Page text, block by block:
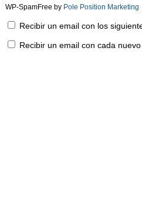
WP-SpamFree by Pole Position Marketing
Recibir un email con los
Recibir un email con cada